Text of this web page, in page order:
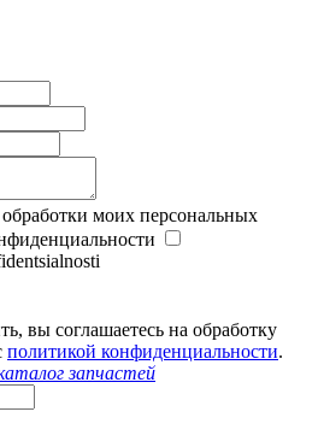
моих персональных
вы соглашаетесь на обработку
политикой конфиденциальности.
запчастей